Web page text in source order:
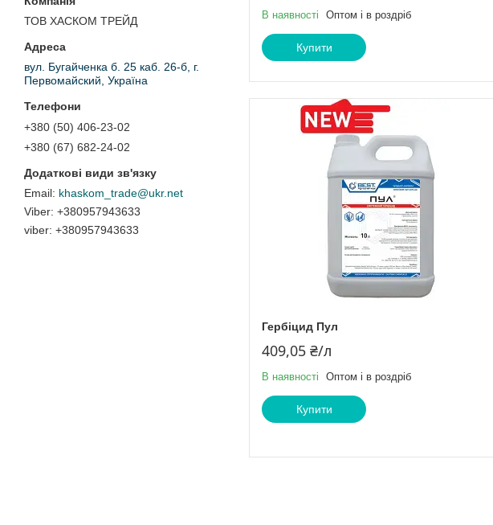
ТОВ ХАСКОМ ТРЕЙД
вул. Бугайченка б. 25 каб. 26-б, г.
Первомайский, Україна
+380 (50) 406-23-02
+380 (67) 682-24-02
khaskom_trade@ukr.net
+380957943633
viber +380957943633
В наявності Оптом і в роздріб
Купити
Гербіцид Пул
409,05 ₴/л
В наявності Оптом і в роздріб
Купити